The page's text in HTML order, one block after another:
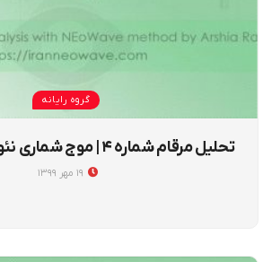
گروه رایانه
تحلیل مرقام شماره ۴ | موج شماری نئوویو چارت مرقام